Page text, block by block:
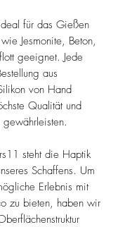
für das Gießen
Jesmonite, Beton,
geeignet. Jede
aus
von Hand
Qualität und
steht die Haptik
Schaffens. Um
Erlebnis mit
zu bieten, haben wir